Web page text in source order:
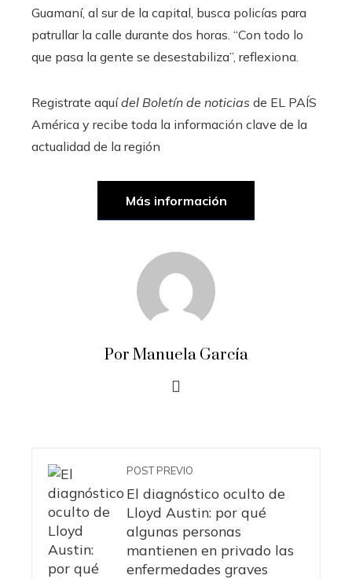
Guamaní, al sur de la capital, busca policías para
patrullar la calle durante dos horas. “Con todo lo
que pasa la gente se desestabiliza”, reflexiona.
Registrate aquídel Boletín de noticias de EL PAÍS
América y recibe toda la información clave de la
actualidad de la región
Más información
Por Manuela García
POST PREVIO
El diagnóstico oculto de
Lloyd Austin: por qué
algunas personas
mantienen en privado las
enfermedades graves